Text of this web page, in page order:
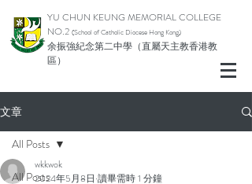
YU CHUN KEUNG MEMORIAL COLLEGE
NO.2 (School of Catholic Diocese Hong Kong)
余振強紀念第二中學（直屬天主教香港教
區）
文章
All Posts
All Posts
wkkwok
2024年5月8日 讀畢需時 1 分鐘